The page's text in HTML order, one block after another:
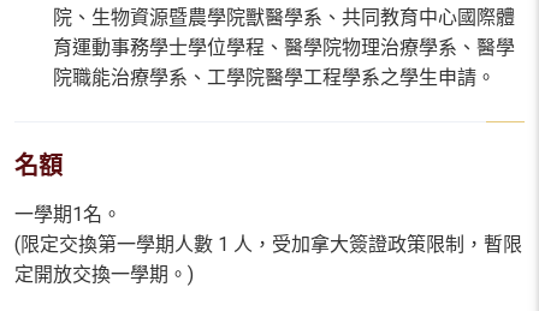
院、生物資源暨農學院獸醫學系、共同教育中心國際體
育運動事務學士學位學程、醫學院物理治療學系、醫學
院職能治療學系、工學院醫學工程學系之學生申請。
名額
一學期1名。
(限定交換第一學期人數 1 人，受加拿大簽證政策限制，暫限
定開放交換一學期。)